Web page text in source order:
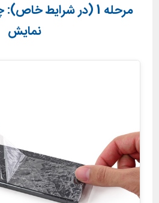
مرحله 1 (در شرایط
نمایش